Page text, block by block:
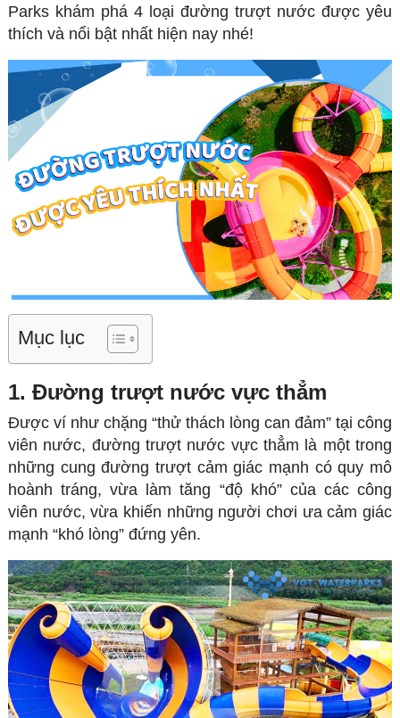
Parks khám phá 4 loại đường trượt nước được yêu
thích và nổi bật nhất hiện nay nhé!
Mục lục
1. Đường trượt nước vực thẳm
Được ví như chặng “thử thách lòng can đảm” tại công
viên nước, đường trượt nước vực thẳm là một trong
những cung đường trượt cảm giác mạnh có quy mô
hoành tráng, vừa làm tăng “độ khó” của các công
viên nước, vừa khiến những người chơi ưa cảm giác
mạnh “khó lòng” đứng yên.